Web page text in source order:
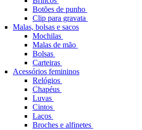
Botões de punho
Clip para gravata
Malas, bolsas e sacos
Mochilas
Malas de mão
Bolsas
Carteiras
Acessórios femininos
Relógios
Chapéus
Luvas
Cintos
Laços
Broches e alfinetes